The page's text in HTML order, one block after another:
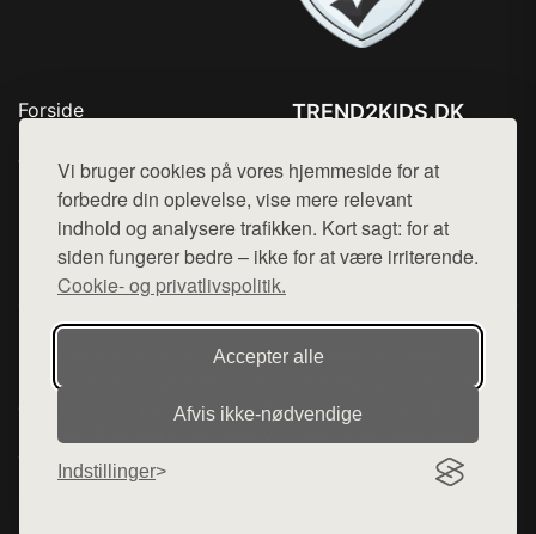
Vi bruger cookies på vores hjemmeside for at
forbedre din oplevelse, vise mere relevant
indhold og analysere trafikken. Kort sagt: for at
siden fungerer bedre – ikke for at være irriterende.
Cookie- og privatlivspolitik.
Accepter alle
Afvis ikke‑nødvendige
Indstillinger
Forside
Top Rabatter
Blog
Kontakt
TREND2KIDS.DK
Mail: hej@want.dk
Cookie- og privatlivspolitik
Denne side er en del af want.dk, der udgiver en række
hjemmesider med præsentation af forskellige produkter fra
diverse webshops. Der sælges ikke varer fra denne side - vi
henviser til de shops, som sælger varen. Vi har heller ikke
varerne på lager.